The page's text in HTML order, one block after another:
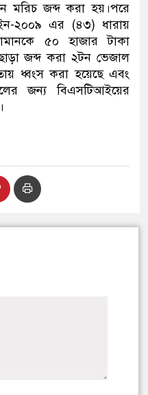
মরিচ জব্দ করা হয়।পরে
২০০৯ এর (৪৩) ধারায়
৫০ হাজার টাকা
জব্দ করা ২টন ভেজাল
ধ্বংস করা হয়েছে এবং
জন্য বিএসটিআইয়ের